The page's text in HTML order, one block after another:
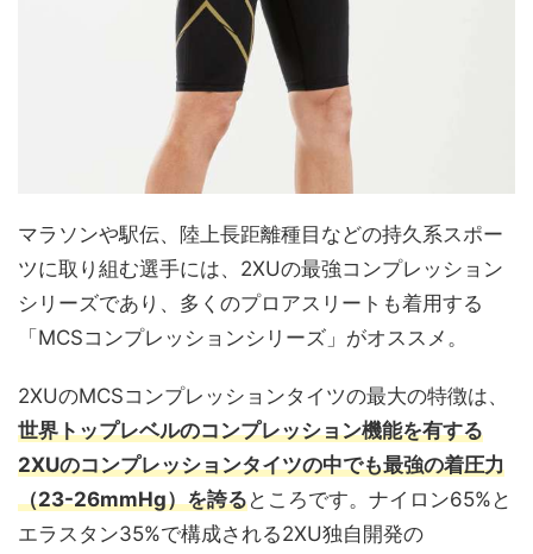
マラソンや駅伝、陸上長距離種目などの持久系スポー
ツに取り組む選手には、2XUの最強コンプレッション
シリーズであり、多くのプロアスリートも着用する
「MCSコンプレッションシリーズ」がオススメ。
2XUのMCSコンプレッションタイツの最大の特徴は、
世界トップレベルのコンプレッション機能を有する
2XUのコンプレッションタイツの中でも最強の着圧力
（23-26mmHg）を誇るところです。ナイロン65%と
エラスタン35%で構成される2XU独自開発の